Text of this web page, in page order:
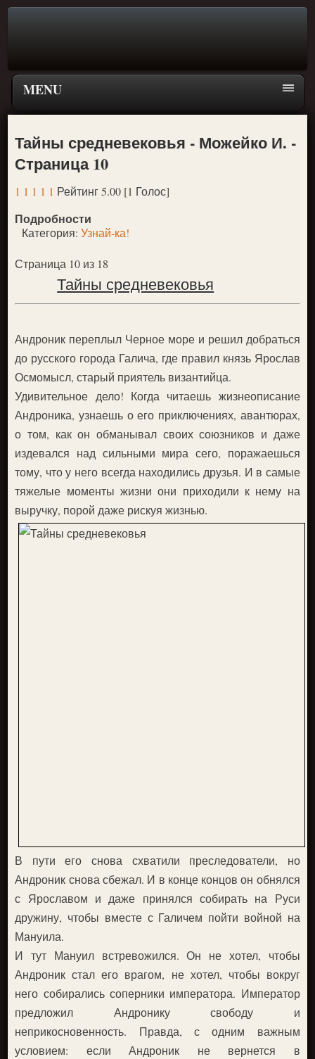
MENU
Тайны средневековья - Можейко И. -
Страница 10
1 1 1 1 1 Рейтинг 5.00 [1 Голос]
Подробности
Категория:Узнай-ка!
Страница 10 из 18
Тайны средневековья
Андроник переплыл Черное море и решил добраться
до русского города Галича, где правил князь Ярослав
Осмомысл, старый приятель византийца.
Удивительное дело! Когда читаешь жизнеописание
Андроника, узнаешь о его приключениях, авантюрах,
о том, как он обманывал своих союзников и даже
издевался над сильными мира сего, поражаешься
тому, что у него всегда находились друзья. И в самые
тяжелые моменты жизни они приходили к нему на
выручку, порой даже рискуя жизнью.
В пути его снова схватили преследователи, но
Андроник снова сбежал. И в конце концов он обнялся
с Ярославом и даже принялся собирать на Руси
дружину, чтобы вместе с Галичем пойти войной на
Мануила.
И тут Мануил встревожился. Он не хотел, чтобы
Андроник стал его врагом, не хотел, чтобы вокруг
него собирались соперники императора. Император
предложил Андронику свободу и
неприкосновенность. Правда, с одним важным
условием: если Андроник не вернется в